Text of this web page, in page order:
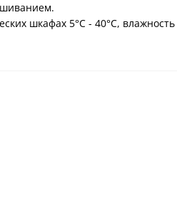
шкафах 5°С - 40°С, влажность